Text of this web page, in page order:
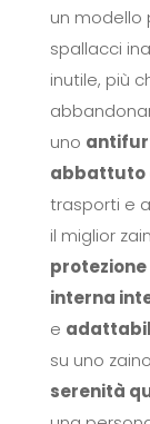
un modello
spallacci
inutile, più
uno
abbattuto
trasporti e
il miglior
interna
e
su uno
serenità